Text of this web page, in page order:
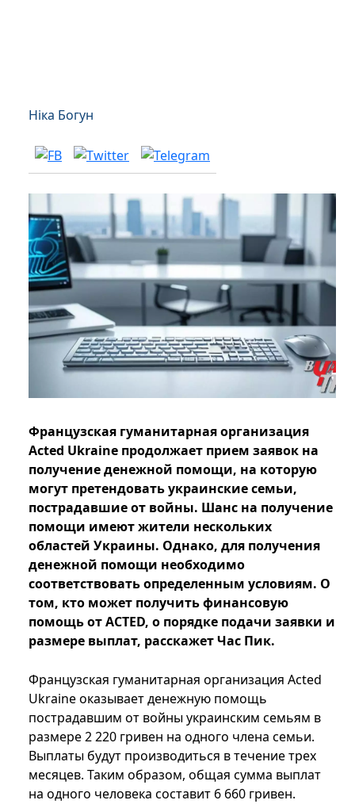
Ніка Богун
Французская гуманитарная организация
Acted Ukraine продолжает прием заявок на
получение денежной помощи, на которую
могут претендовать украинские семьи,
пострадавшие от войны. Шанс на получение
помощи имеют жители нескольких
областей Украины. Однако, для получения
денежной помощи необходимо
соответствовать определенным условиям. О
том, кто может получить финансовую
помощь от ACTED, о порядке подачи заявки и
размере выплат, расскажет Час Пик.
Французская гуманитарная организация Acted
Ukraine оказывает денежную помощь
пострадавшим от войны украинским семьям в
размере 2 220 гривен на одного члена семьи.
Выплаты будут производиться в течение трех
месяцев. Таким образом, общая сумма выплат
на одного человека составит 6 660 гривен.